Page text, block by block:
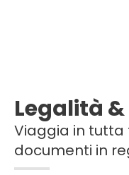
Legalità &
Viaggia in tutta
documenti in